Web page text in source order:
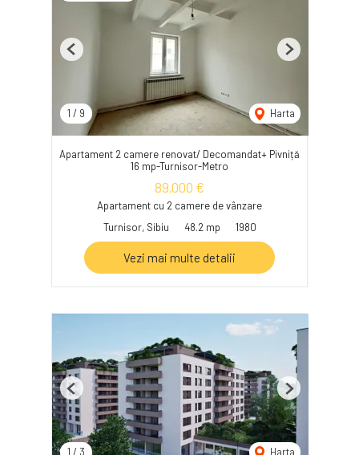
1 / 9 Harta
Previous Next
Apartament 2 camere renovat/ Decomandat+ Pivniță
16 mp-Turnisor-Metro
89,000 €
Apartament cu 2 camere de vânzare
Turnisor, Sibiu
48.2 mp 1980
Vezi mai multe detalii
1 / 3 Harta
Previous Next